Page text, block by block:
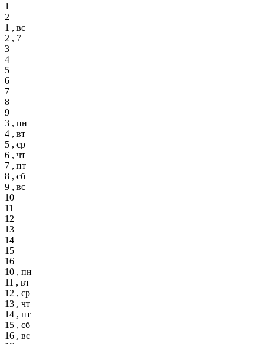
1
2
1 , вс
2 , 7
3
4
5
6
7
8
9
3 , пн
4 , вт
5 , ср
6 , чт
7 , пт
8 , сб
9 , вс
10
11
12
13
14
15
16
10 , пн
11 , вт
12 , ср
13 , чт
14 , пт
15 , сб
16 , вс